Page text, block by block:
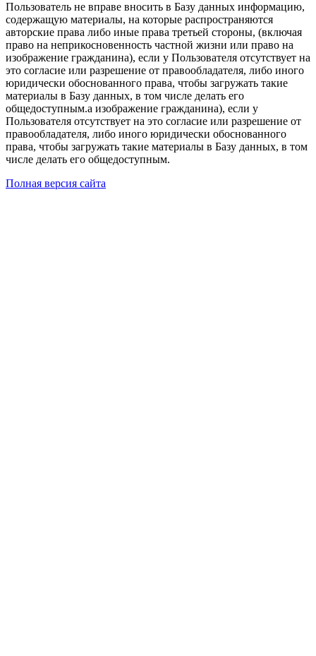
Пользователь не вправе вносить в Базу данных информацию,
содержащую материалы, на которые распространяются
авторские права либо иные права третьей стороны, (включая
право на неприкосновенность частной жизни или право на
изображение гражданина), если у Пользователя отсутствует на
это согласие или разрешение от правообладателя, либо иного
юридически обоснованного права, чтобы загружать такие
материалы в Базу данных, в том числе делать его
общедоступным.а изображение гражданина), если у
Пользователя отсутствует на это согласие или разрешение от
правообладателя, либо иного юридически обоснованного
права, чтобы загружать такие материалы в Базу данных, в том
числе делать его общедоступным.
Полная версия сайта